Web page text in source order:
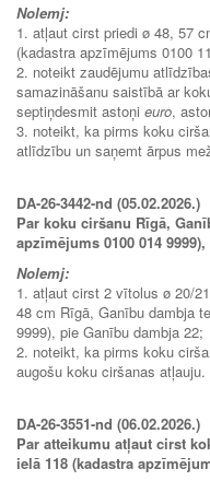
Nolemj:
1. atļaut cirst priedi ø 48, 57
(kadastra apzīmējums 0100
2. noteikt zaudējumu
samazināšanu saistībā ar
septiņdesmit astoņi euro,
3. noteikt, ka pirms koku
atlīdzību un saņemt ārpus
DA-26-3442-nd (05.02.2026.)
Par koku ciršanu Rīgā,
apzīmējums 0100 014
Nolemj:
1. atļaut cirst 2 vītolus ø 20/
48 cm Rīgā, Ganību dambja
9999), pie Ganību dambja 22;
2. noteikt, ka pirms koku
augošu koku ciršanas atļauju.
DA-26-3551-nd (06.02.2026.)
Par atteikumu atļaut cirst
ielā 118 (kadastra